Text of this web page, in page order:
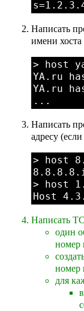
Написать
имени
> host
YA.ru
YA.ru
Написать
адресу
> host
> host
Написать
один
номер
номер
для